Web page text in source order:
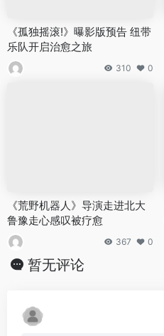
《孤独摇滚!》曝影版预告 纽带
乐队开启治愈之旅
310 0
《荒野机器人》导演走进北大
鲁豫走心感叹被疗愈
367 0
暂无评论